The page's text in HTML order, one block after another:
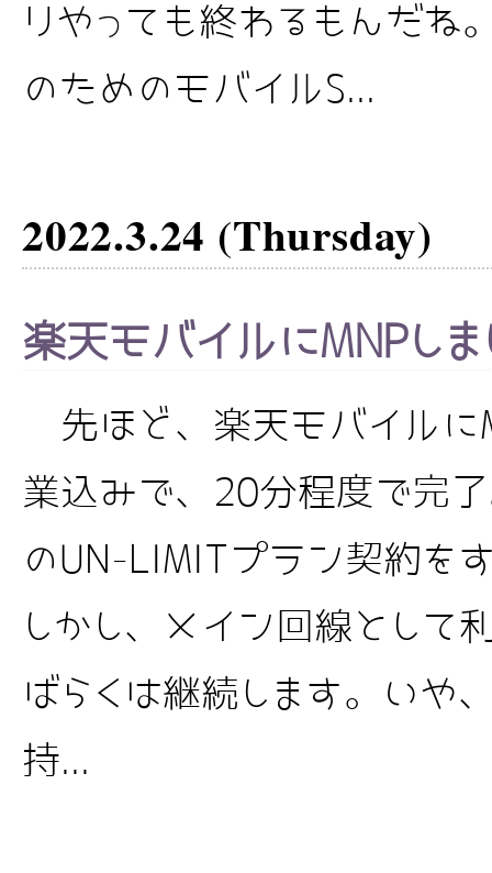
リやっても終わるもんだ
のためのモバイルS...
2022.3.24 (Thursday)
楽天モバイルにMNPしま
先ほど、楽天モバイルに
業込みで、20分程度で
のUN-LIMITプラン契約を
しかし、メイン回線として
ばらくは継続します。いや
持...